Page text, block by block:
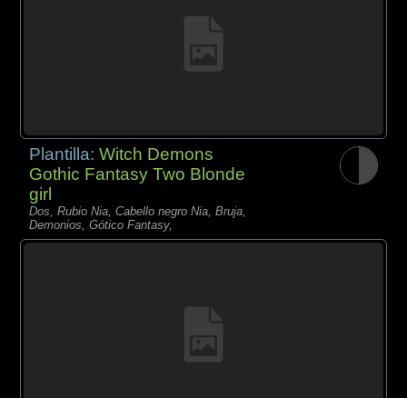
Plantilla:Witch Demons
Gothic Fantasy Two Blonde
girl
Dos, Rubio Nia, Cabello negro Nia, Bruja,
Demonios, Gótico Fantasy,